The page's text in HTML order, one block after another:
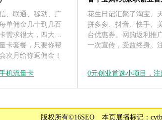
、联通、移动、广
单佣金几十到几百
需求很大，四大运
卡套餐，只要你帮
次月给你返佣金！
机流量卡
花生日记汇聚了淘宝、
拼多多、抖音、快手、
台优惠券。网购返利推
一次宣传，受益终身。
0元创业首选小项目，
版权所有©16SEO _ 本页展播标记：